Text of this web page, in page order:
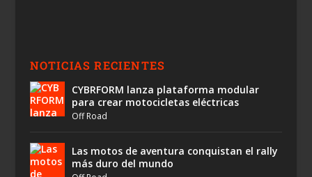
NOTICIAS RECIENTES
CYBRFORM lanza plataforma modular
para crear motocicletas eléctricas
Off Road
Las motos de aventura conquistan el rally
más duro del mundo